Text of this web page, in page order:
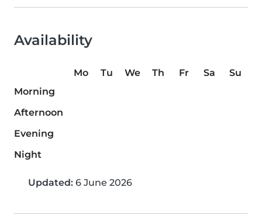
Availability
Mo Tu We Th Fr Sa
Su
Morning
Afternoon
Evening
Night
Updated: 6 June 2026